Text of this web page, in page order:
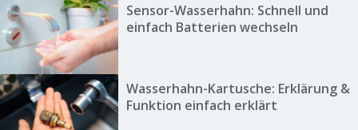
Sensor-Wasserhahn: Schnell und
einfach Batterien wechseln
Wasserhahn-Kartusche: Erklärung &
Funktion einfach erklärt